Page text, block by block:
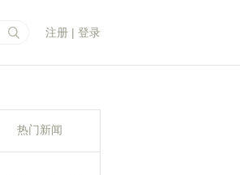
注册 | 登录
热门新闻